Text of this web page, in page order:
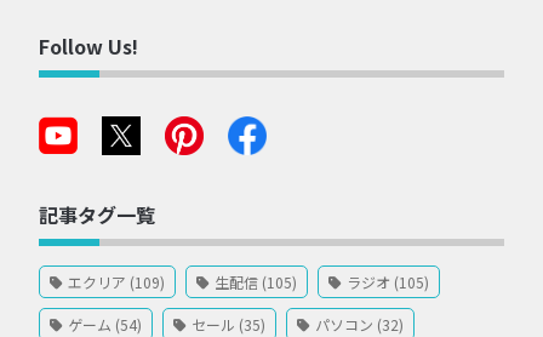
Follow Us!
記事タグ一覧
エクリア (109) 生配信 (105) ラジオ (105)
ゲーム (54) セール (35) パソコン (32)